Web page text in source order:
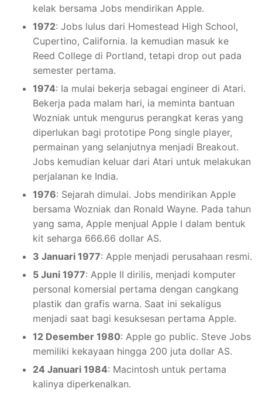
kelak bersama Jobs mendirikan Apple.
1972: Jobs lulus dari Homestead High School,
Cupertino, California. Ia kemudian masuk ke
Reed College di Portland, tetapi drop out pada
semester pertama.
1974: Ia mulai bekerja sebagai engineer di Atari.
Bekerja pada malam hari, ia meminta bantuan
Wozniak untuk mengurus perangkat keras yang
diperlukan bagi prototipe Pong single player,
permainan yang selanjutnya menjadi Breakout.
Jobs kemudian keluar dari Atari untuk melakukan
perjalanan ke India.
1976: Sejarah dimulai. Jobs mendirikan Apple
bersama Wozniak dan Ronald Wayne. Pada tahun
yang sama, Apple menjual Apple I dalam bentuk
kit seharga 666.66 dollar AS.
3 Januari 1977: Apple menjadi perusahaan resmi.
5 Juni 1977: Apple II dirilis, menjadi komputer
personal komersial pertama dengan cangkang
plastik dan grafis warna. Saat ini sekaligus
menjadi saat bagi kesuksesan pertama Apple.
12 Desember 1980: Apple go public. Steve Jobs
memiliki kekayaan hingga 200 juta dollar AS.
24 Januari 1984: Macintosh untuk pertama
kalinya diperkenalkan.